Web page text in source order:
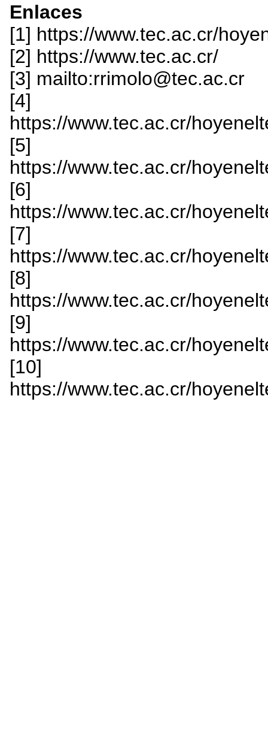
Enlaces
[1] https://www.tec.ac.cr/
[2] https://www.tec.ac.cr/
[3] mailto:rrimolo@tec.ac.cr
[4]
https://www.tec.ac.cr/
[5]
https://www.tec.ac.cr/
[6]
https://www.tec.ac.cr/
[7]
https://www.tec.ac.cr/
[8]
https://www.tec.ac.cr/
[9]
https://www.tec.ac.cr/
[10]
https://www.tec.ac.cr/